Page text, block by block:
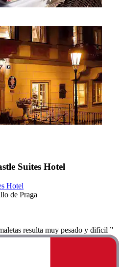
Suites Hotel
Hotel
de Praga
resulta muy pesado y difícil ”